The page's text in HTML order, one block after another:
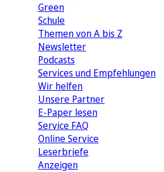
Green
Schule
Themen von A bis Z
Newsletter
Podcasts
Services und Empfehlungen
Wir helfen
Unsere Partner
E-Paper lesen
Service FAQ
Online Service
Leserbriefe
Anzeigen